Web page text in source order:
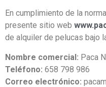
En cumplimiento de la
presente sitio web
de alquiler de pelucas bajo
Nombre comercial: Paca
Teléfono: 658 798 986
Correo electrónico: